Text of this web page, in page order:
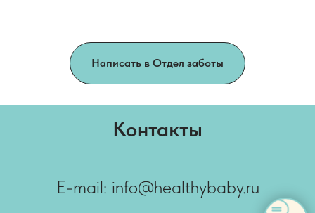
Написать в Отдел заботы
Контакты
E-mail: info@healthybaby.ru